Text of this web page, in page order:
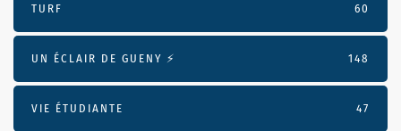
TURF 60
UN ÉCLAIR DE GUENY ⚡️ 148
VIE ÉTUDIANTE 47